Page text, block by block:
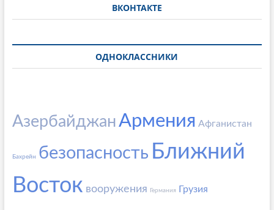
ВКОНТАКТЕ
ОДНОКЛАССНИКИ
АзербайджанАрмения Афганистан
Бахрейн безопасность Ближний
Восток вооружения Германия Грузия